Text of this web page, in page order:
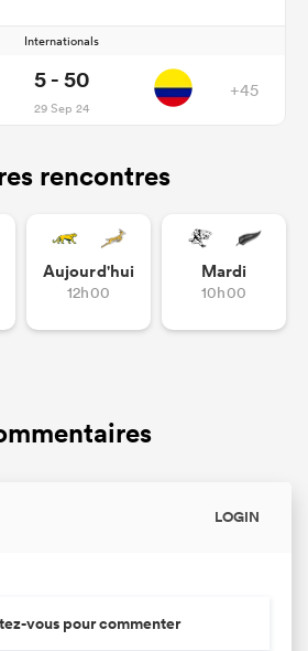
Internationals
5 - 50
29 Sep 24
+45
rencontres
Aujourd'hui
12h00
Mardi
10h00
LOGIN
vous pour commenter